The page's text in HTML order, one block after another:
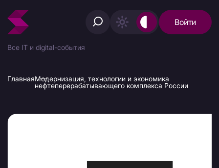
Войти
Все IT и digital-события
ГлавнаяМодернизация, технологии и экономика
нефтеперерабатывающего комплекса России